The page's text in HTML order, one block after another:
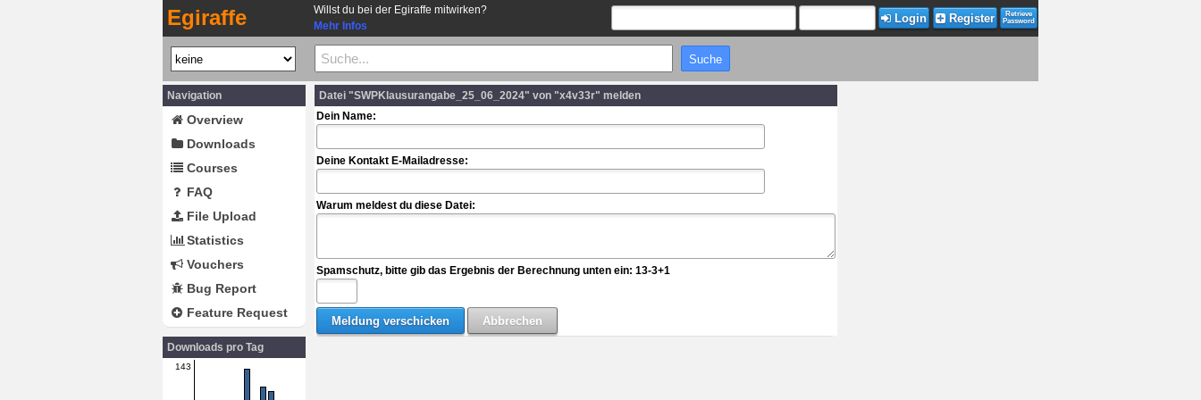
Egiraffe
Willst du bei der Egiraffe mitwirken?
Mehr Infos
Login Register
Retrieve
Password
Navigation
Overview
Downloads
Courses
FAQ
File Upload
Statistics
Vouchers
Bug Report
Feature Request
Downloads pro Tag
143
Datei "SWPKlausurangabe_25_06_2024" von "x4v33r" melden
Dein Name:
Deine Kontakt E-Mailadresse:
Warum meldest du diese Datei:
Spamschutz, bitte gib das Ergebnis der Berechnung unten ein: 13-3+1